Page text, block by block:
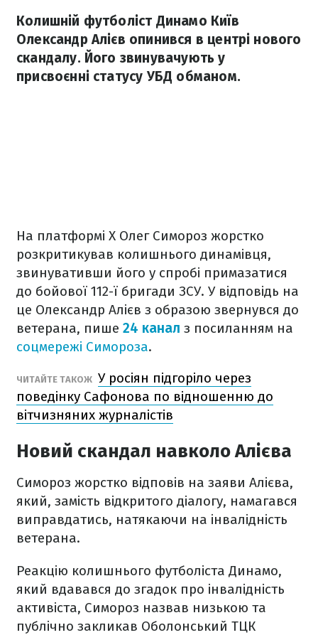
Колишній футболіст Динамо Київ
Олександр Алієв опинився в центрі нового
скандалу. Його звинувачують у
присвоєнні статусу УБД обманом.
На платформі Х Олег Симороз жорстко
розкритикував колишнього динамівця,
звинувативши його у спробі примазатися
до бойової 112-ї бригади ЗСУ. У відповідь на
це Олександр Алієв з образою звернувся до
ветерана, пише 24 канал з посиланням на
соцмережі Симороза.
ЧИТАЙТЕ ТАКОЖ У росіян підгоріло через
поведінку Сафонова по відношенню до
вітчизняних журналістів
Новий скандал навколо Алієва
Симороз жорстко відповів на заяви Алієва,
який, замість відкритого діалогу, намагався
виправдатись, натякаючи на інвалідність
ветерана.
Реакцію колишнього футболіста Динамо,
який вдавався до згадок про інвалідність
активіста, Симороз назвав низькою та
публічно закликав Оболонський ТЦК